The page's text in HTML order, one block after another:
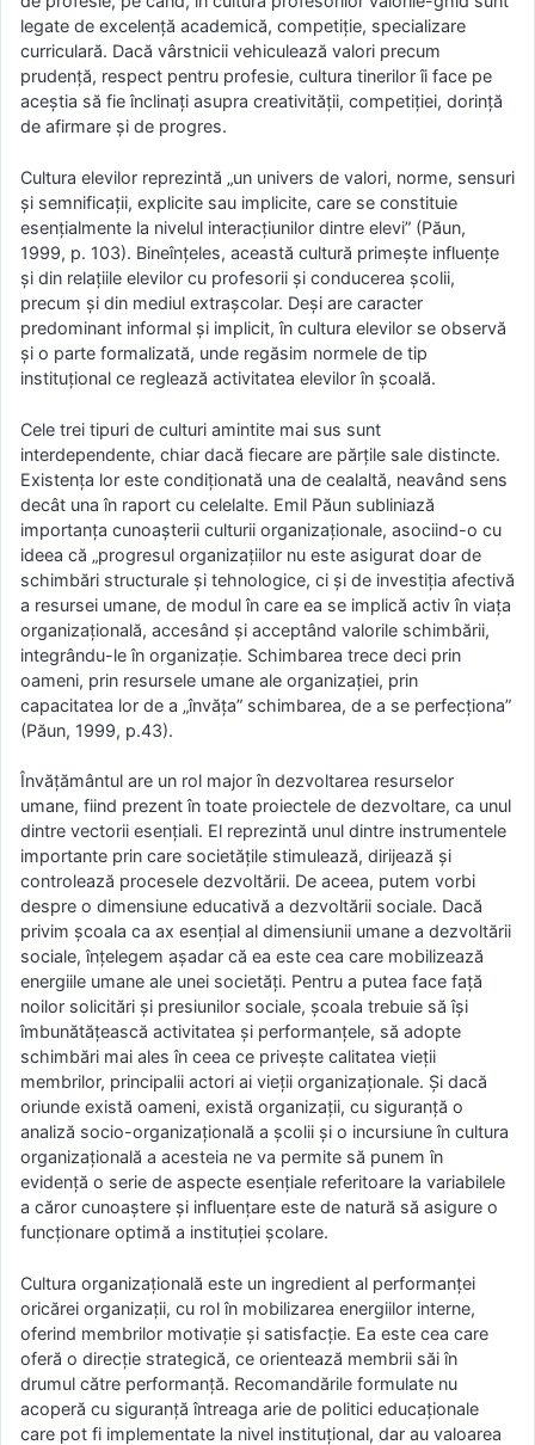
legate de excelență academică, competiție, specializare
curriculară. Dacă vârstnicii vehiculează valori precum
prudență, respect pentru profesie, cultura tinerilor îi face pe
aceștia să fie înclinați asupra creativității, competiției, dorință
de afirmare și de progres.
Cultura elevilor reprezintă „un univers de valori, norme, sensuri
și semnificații, explicite sau implicite, care se constituie
esențialmente la nivelul interacțiunilor dintre elevi” (Păun,
1999, p. 103). Bineînțeles, această cultură primește influențe
și din relațiile elevilor cu profesorii și conducerea școlii,
precum și din mediul extrașcolar. Deși are caracter
predominant informal și implicit, în cultura elevilor se observă
și o parte formalizată, unde regăsim normele de tip
instituțional ce reglează activitatea elevilor în școală.
Cele trei tipuri de culturi amintite mai sus sunt
interdependente, chiar dacă fiecare are părțile sale distincte.
Existența lor este condiționată una de cealaltă, neavând sens
decât una în raport cu celelalte. Emil Păun subliniază
importanța cunoașterii culturii organizaționale, asociind-o cu
ideea că „progresul organizațiilor nu este asigurat doar de
schimbări structurale și tehnologice, ci și de investiția afectivă
a resursei umane, de modul în care ea se implică activ în viața
organizațională, accesând și acceptând valorile schimbării,
integrându-le în organizație. Schimbarea trece deci prin
oameni, prin resursele umane ale organizației, prin
capacitatea lor de a „învăța” schimbarea, de a se perfecționa”
(Păun, 1999, p.43).
Învățământul are un rol major în dezvoltarea resurselor
umane, fiind prezent în toate proiectele de dezvoltare, ca unul
dintre vectorii esențiali. El reprezintă unul dintre instrumentele
importante prin care societățile stimulează, dirijează și
controlează procesele dezvoltării. De aceea, putem vorbi
despre o dimensiune educativă a dezvoltării sociale. Dacă
privim școala ca ax esențial al dimensiunii umane a dezvoltării
sociale, înțelegem așadar că ea este cea care mobilizează
energiile umane ale unei societăți. Pentru a putea face față
noilor solicitări și presiunilor sociale, școala trebuie să își
îmbunătățească activitatea și performanțele, să adopte
schimbări mai ales în ceea ce privește calitatea vieții
membrilor, principalii actori ai vieții organizaționale. Și dacă
oriunde există oameni, există organizații, cu siguranță o
analiză socio-organizațională a școlii și o incursiune în cultura
organizațională a acesteia ne va permite să punem în
evidență o serie de aspecte esențiale referitoare la variabilele
a căror cunoaștere și influențare este de natură să asigure o
funcționare optimă a instituției școlare.
Cultura organizațională este un ingredient al performanței
oricărei organizații, cu rol în mobilizarea energiilor interne,
oferind membrilor motivație și satisfacție. Ea este cea care
oferă o direcție strategică, ce orientează membrii săi în
drumul către performanță. Recomandӑrile formulate nu
acoperӑ cu siguranțӑ întreaga arie de politici educaționale
care pot fi implementate la nivel instituțional, dar au valoarea